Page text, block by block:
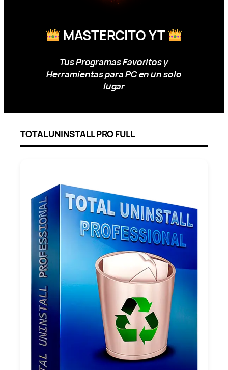
MASTERCITO YT
Tus Programas Favoritos y
Herramientas para PC en un solo
lugar
TOTAL UNINSTALL PRO FULL